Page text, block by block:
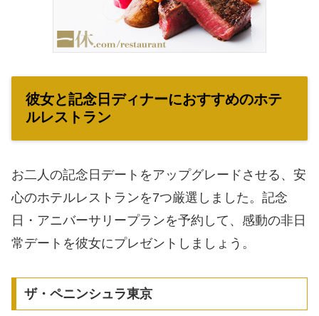
彼女と記念日ディナーにおすすめのホテ
ルレストラン
お二人の記念日デートをアップグレードさせる、安
心のホテルレストランを7つ厳選しました。記念
日・アニバーサリープランを予約して、感動の非日
常デートを彼女にプレゼントしましょう。
ザ・ペニンシュラ東京